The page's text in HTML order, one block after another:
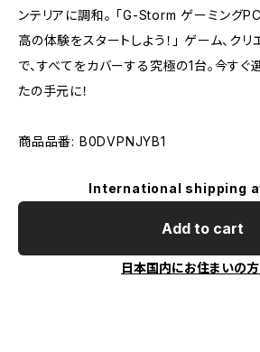
ンテリアに調和。 「G-Storm ゲーミング
高の体験をスタートしよう！」 ゲーム、クリ
で、すべてをカバーする究極の1台。今す
たの手元に！
商品品番: B0DVPNJYB1
International shipping
Add to cart
日本国内にお住まいの